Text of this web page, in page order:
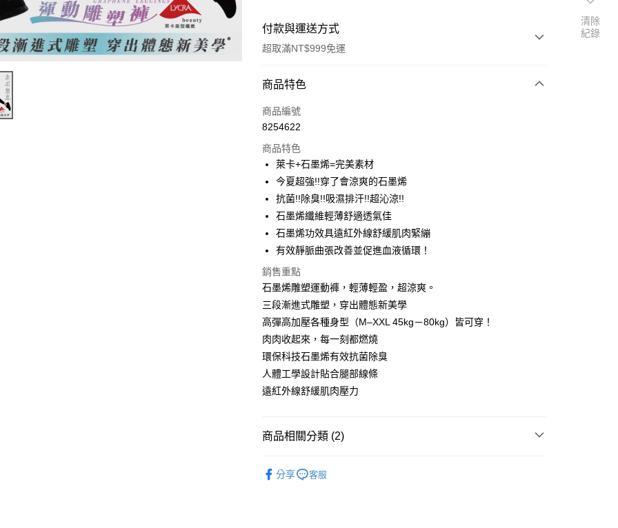
付款與運送方式
超取滿NT$999免運
付款方式
信用卡一次付款
LINE Pay
Apple Pay
街口支付
悠遊付
運送方式
全家取貨付款
每筆NT$90，滿NT$999(含以上)免運費
7-11取貨付款
每筆NT$90，滿NT$999(含以上)免運費
宅配
商品特色
商品編號
8254622
商品特色
萊卡+石墨烯=完美素材
今夏超強!!穿了會涼爽的石墨烯
抗菌!!除臭!!吸濕排汗!!超沁涼!!
石墨烯纖維輕薄舒適透氣佳
石墨烯功效具遠紅外線舒緩肌肉緊繃
有效靜脈曲張改善並促進血液循環！
銷售重點
石墨烯雕塑運動褲，輕薄輕盈，超涼爽。
三段漸進式雕塑，穿出體態新美學
高彈高加壓各種身型（M–XXL 45kg－80kg）皆可穿！
肉肉收起來，每一刻都燃燒
環保科技石墨烯有效抗菌除臭
人體工學設計貼合腿部線條
遠紅外線舒緩肌肉壓力
商品相關分類 (2)
分享 客服
清除
紀錄